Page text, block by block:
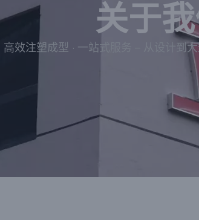
关于
高效注塑成型 · 一站式服务 – 从设计到